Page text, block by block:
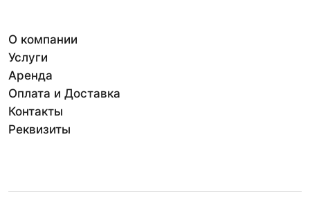
О компании
Услуги
Аренда
Оплата и Доставка
Контакты
Реквизиты